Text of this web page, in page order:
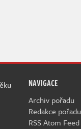
NAVIGACE
Archiv pořadu
Redakce pořadu
RSS Atom Feed